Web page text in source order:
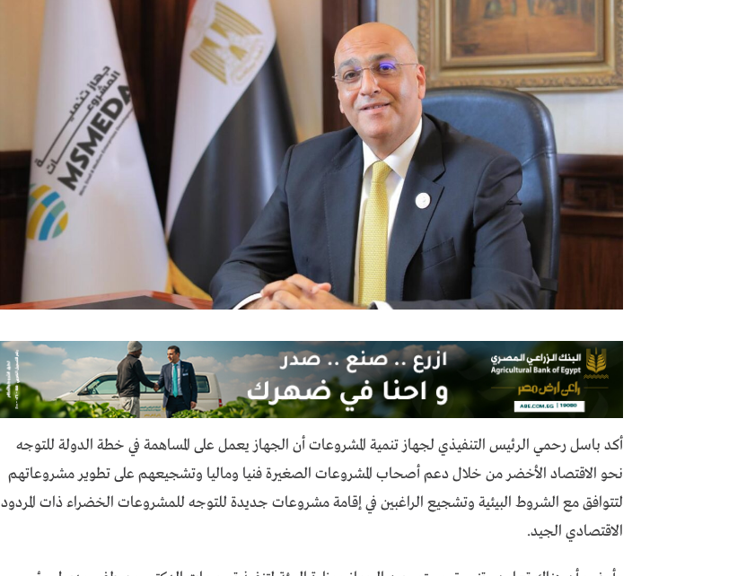
أكد باسل رحمي الرئيس التنفيذي لجهاز تنمية المشروعات أن الجهاز يعمل على المساهمة في خطة الدولة للتوجه
نحو الاقتصاد الأخضر من خلال دعم أصحاب المشروعات الصغيرة فنيا وماليا وتشجيعهم على تطوير مشروعاتهم
لتتوافق مع الشروط البيئية وتشجيع الراغبين في إقامة مشروعات جديدة للتوجه للمشروعات الخضراء ذات المردود
الاقتصادي الجيد.